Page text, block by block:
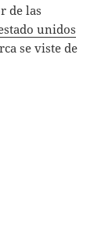
de las
unidos
se viste de